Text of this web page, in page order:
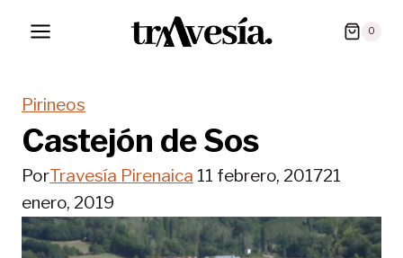
0
Pirineos
Castejón de Sos
PorTravesía Pirenaica 11 febrero, 201721
enero, 2019